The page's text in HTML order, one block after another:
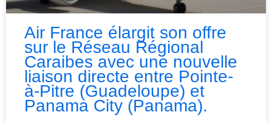
Air France élargit son offre
sur le Réseau Régional
Caraibes avec une nouvelle
liaison directe entre Pointe-
à-Pitre (Guadeloupe) et
Panama City (Panama).